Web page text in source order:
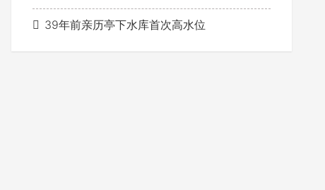
39年前亲历亭下水库首次高水位